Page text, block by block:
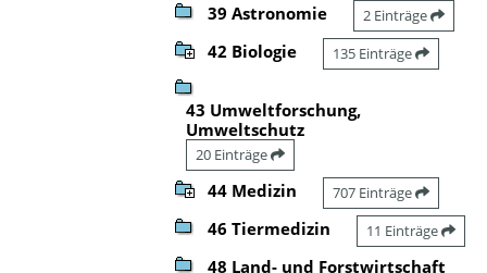
39 Astronomie 2 Einträge
42 Biologie 135 Einträge
43 Umweltforschung,
Umweltschutz
20 Einträge
44 Medizin 707 Einträge
46 Tiermedizin 11 Einträge
48 Land- und Forstwirtschaft